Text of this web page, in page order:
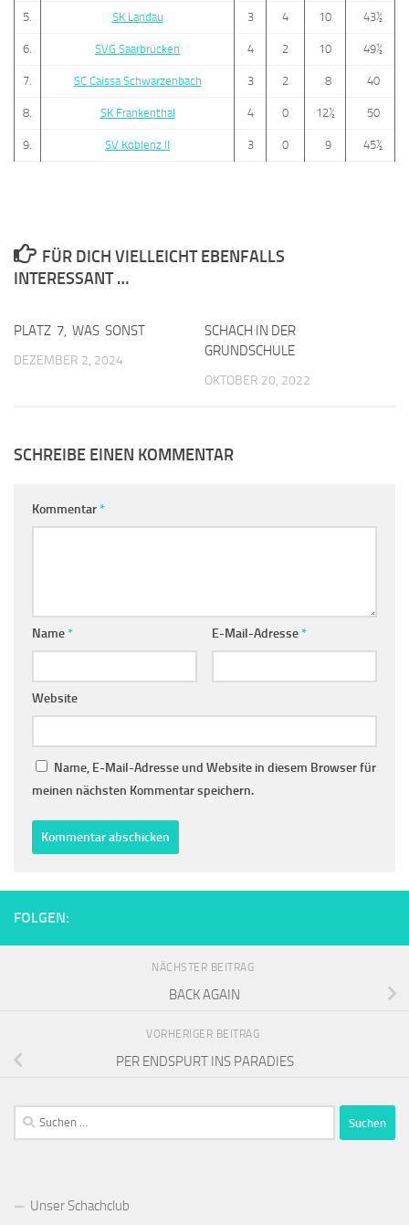
5. SK Landau 3 4 10 43½
6. SVG Saarbrücken 4 2 10 49½
7. SC Caissa Schwarzenbach 3 2 8 40
8. SK Frankenthal 4 0 12½ 50
9. SV Koblenz II 3 0 9 45½
FÜR DICH VIELLEICHT EBENFALLS
INTERESSANT …
PLATZ 7, WAS SONST
DEZEMBER 2, 2024
SCHACH IN DER
GRUNDSCHULE
OKTOBER 20, 2022
SCHREIBE EINEN KOMMENTAR
Kommentar*
Name* E-Mail-Adresse*
Website
Name, E-Mail-Adresse und Website in diesem Browser für
meinen nächsten Kommentar speichern.
FOLGEN:
NÄCHSTER BEITRAG
BACK AGAIN
VORHERIGER BEITRAG
PER ENDSPURT INS PARADIES
Suchen
nach:
Unser Schachclub